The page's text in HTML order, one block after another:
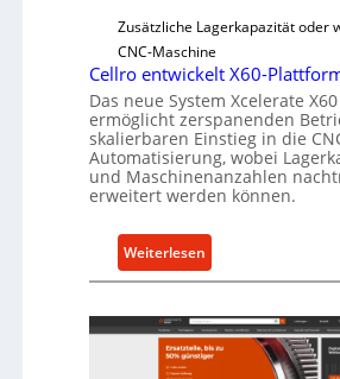
e
r
l
a
s
t
s
c
t
f
ü
Zusätzliche Lagerkapazität oder
CNC-Maschine
Cellro entwickelt X60-
Das neue System Xcelerate
ermöglicht zerspanenden
skalierbaren Einstieg in die
Automatisierung, wobei
und Maschinenanzahlen
erweitert werden können.
Weiterlesen
C
l
l